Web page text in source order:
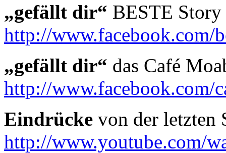
„gefällt dir“ BESTE Story
http://www.facebook.com/
„gefällt dir“ das Café
http://www.facebook.com/
Eindrücke von der letzten
http://www.youtube.com/